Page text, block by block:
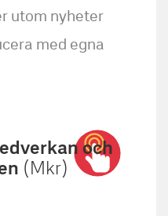
utom nyheter
med egna
och
(Mkr)